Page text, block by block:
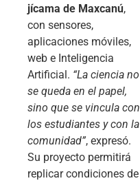
jícama de Maxcanú,
con sensores,
aplicaciones móviles,
web e Inteligencia
Artificial. “La ciencia no
se queda en el papel,
sino que se vincula con
los estudiantes y con la
comunidad”, expresó.
Su proyecto permitirá
replicar condiciones de